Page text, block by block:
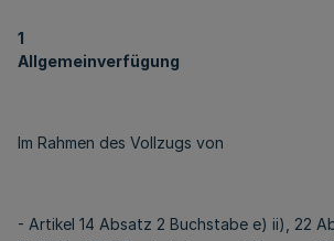
1
Allgemeinverfügung
Im Rahmen des Vollzugs von
- Artikel 14 Absatz 2 Buchstabe e) ii), 22